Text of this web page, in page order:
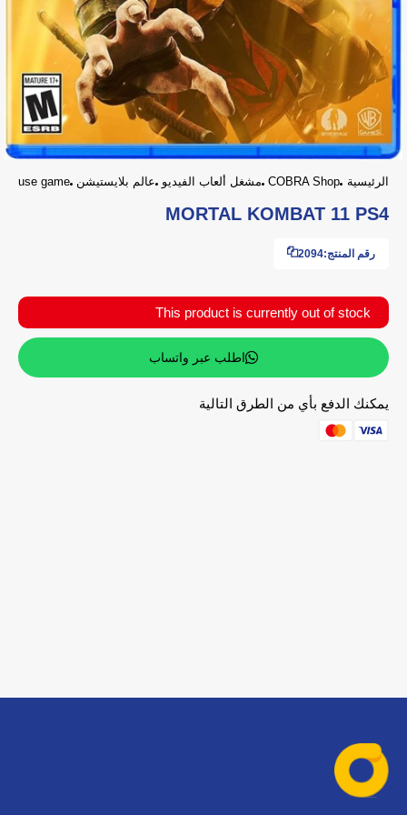
الرئيسية COBRA Shop مشغل ألعاب الفيديو عالم بلايستيشن use game
MORTAL KOMBAT 11 PS4
رقم المنتج:2094
This product is currently out of stock
اطلب عبر واتساب
يمكنك الدفع بأي من الطرق التالية